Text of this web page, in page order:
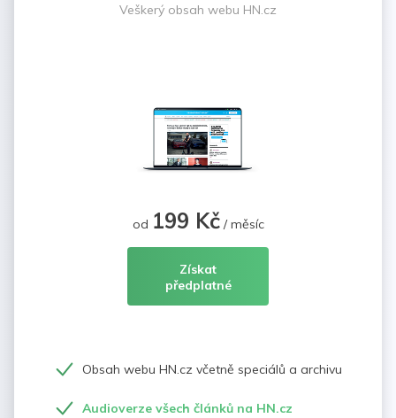
Veškerý obsah webu HN.cz
od 199 Kč/ měsíc
Získat
předplatné
Obsah webu HN.cz včetně speciálů a archivu
Audioverze všech článků na HN.cz